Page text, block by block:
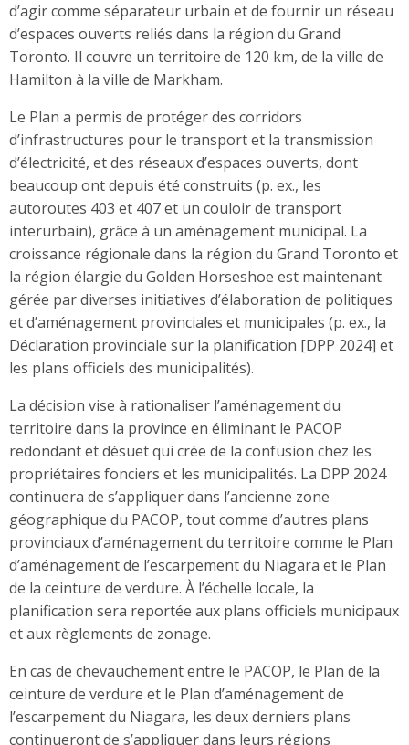
d’agir comme séparateur urbain et de fournir un réseau
d’espaces ouverts reliés dans la région du Grand
Toronto. Il couvre un territoire de 120 km, de la ville de
Hamilton à la ville de Markham.
Le Plan a permis de protéger des corridors
d’infrastructures pour le transport et la transmission
d’électricité, et des réseaux d’espaces ouverts, dont
beaucoup ont depuis été construits (p. ex., les
autoroutes 403 et 407 et un couloir de transport
interurbain), grâce à un aménagement municipal. La
croissance régionale dans la région du Grand Toronto et
la région élargie du Golden Horseshoe est maintenant
gérée par diverses initiatives d’élaboration de politiques
et d’aménagement provinciales et municipales (p. ex., la
Déclaration provinciale sur la planification [DPP 2024] et
les plans officiels des municipalités).
La décision vise à rationaliser l’aménagement du
territoire dans la province en éliminant le PACOP
redondant et désuet qui crée de la confusion chez les
propriétaires fonciers et les municipalités. La DPP 2024
continuera de s’appliquer dans l’ancienne zone
géographique du PACOP, tout comme d’autres plans
provinciaux d’aménagement du territoire comme le Plan
d’aménagement de l’escarpement du Niagara et le Plan
de la ceinture de verdure. À l’échelle locale, la
planification sera reportée aux plans officiels municipaux
et aux règlements de zonage.
En cas de chevauchement entre le PACOP, le Plan de la
ceinture de verdure et le Plan d’aménagement de
l’escarpement du Niagara, les deux derniers plans
continueront de s’appliquer dans leurs régions